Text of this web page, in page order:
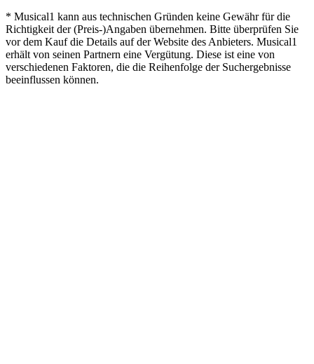
* Musical1 kann aus technischen Gründen keine Gewähr für die
Richtigkeit der (Preis-)Angaben übernehmen. Bitte überprüfen Sie
vor dem Kauf die Details auf der Website des Anbieters. Musical1
erhält von seinen Partnern eine Vergütung. Diese ist eine von
verschiedenen Faktoren, die die Reihenfolge der Suchergebnisse
beeinflussen können.